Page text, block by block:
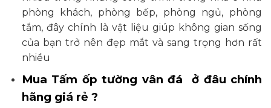
phòng khách, phòng bếp, phòng ngủ, phòng
tắm, đây chính là vật liệu giúp không gian sống
của bạn trở nên đẹp mắt và sang trọng hơn rất
nhiều
Mua Tấm ốp tường vân đá ở đâu chính
hãng giá rẻ ?